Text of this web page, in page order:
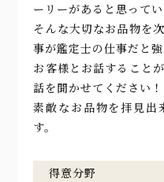
ーリーがあると思ってい
そんな大切なお品物を
事が鑑定士の仕事だと強
お客様とお話すること
話を聞かせてください！
素敵なお品物を拝見出
す。
得意分野